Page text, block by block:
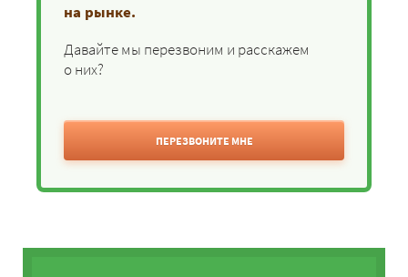
на рынке.
Давайте мы перезвоним и расскажем
о них?
ПЕРЕЗВОНИТЕ МНЕ